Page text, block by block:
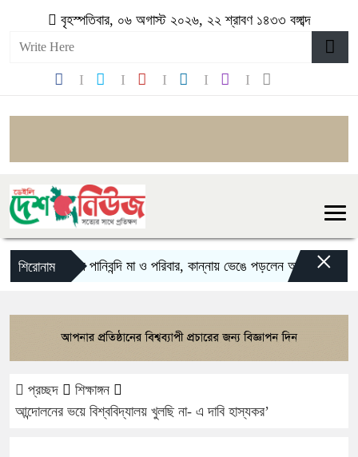
বৃহস্পতিবার, ০৬ অগাস্ট ২০২৬, ২২ শ্রাবণ ১৪৩৩ বঙ্গাব্দ
শিরোনাম
বন্যায় পানিবন্দি মা ও পরিবার, কান্নায় ভেঙে পড়লেন অভিনেত্রী ×
প্রচ্ছদ
শিক্ষাঙ্গন
আন্দোলনের ভয়ে বিশ্ববিদ্যালয় খুলছি না- এ দাবি হাস্যকর’